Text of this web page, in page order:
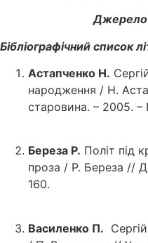
Джерело
Бібліографічний список
Астапченко Н.
народження / Н.
старовина. – 2005. –
Береза Р. Політ під
проза / Р. Береза //
160.
Василенко П.